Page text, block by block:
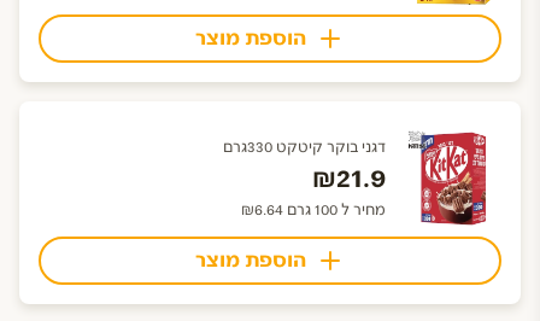
הוספת מוצר
דגני בוקר קיטקט 330גרם
₪21.9
מחיר ל 100 גרם ₪6.64
הוספת מוצר